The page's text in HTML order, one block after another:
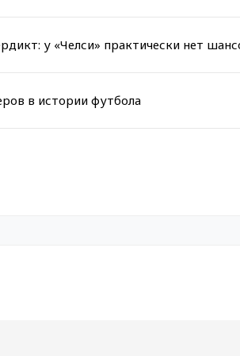
у «Челси» практически нет
в истории футбола